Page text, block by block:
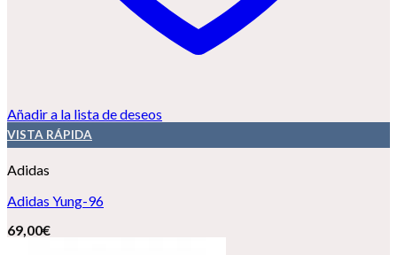
Añadir a la lista de deseos
VISTA RÁPIDA
Adidas
Adidas Yung-96
69,00€